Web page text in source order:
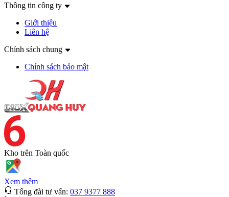
Thông tin công ty
Giới thiệu
Liên hệ
Chính sách chung
Chính sách bảo mật
Kho trên Toàn quốc
Xem thêm
Tổng đài tư vấn: 037 9377 888